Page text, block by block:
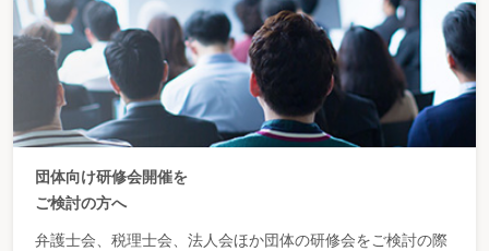
団体向け研修会開催を
ご検討の方へ
弁護士会、税理士会、法人会ほか団体の研修会をご検討の際